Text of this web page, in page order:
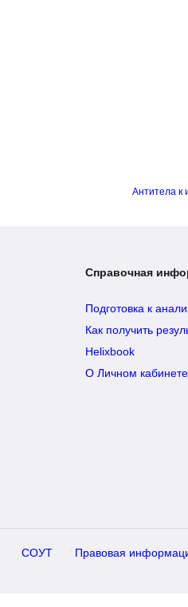
Справочная
Подготовка к
Как получить
Helixbook
О Личном кабинете
СОУТ Правовая